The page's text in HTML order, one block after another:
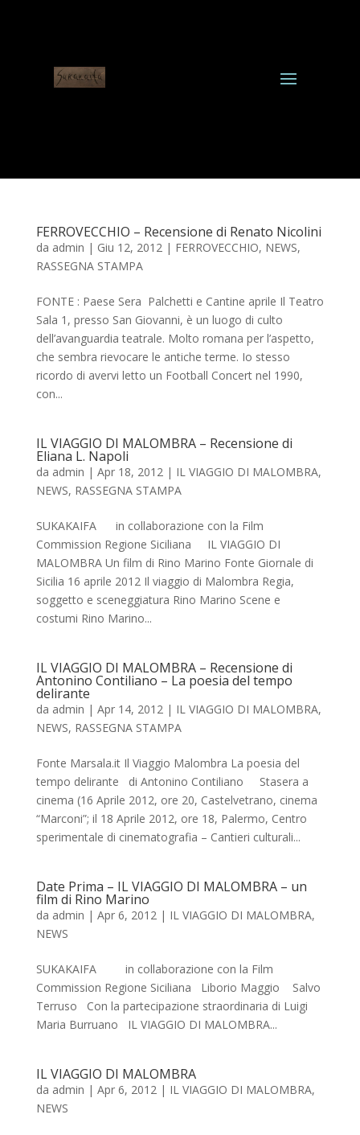
FERROVECCHIO – Recensione di Renato Nicolini
da admin | Giu 12, 2012| FERROVECCHIO, NEWS,
RASSEGNA STAMPA
FONTE : Paese Sera Palchetti e Cantine aprile Il Teatro
Sala 1, presso San Giovanni, è un luogo di culto
dell’avanguardia teatrale. Molto romana per l’aspetto,
che sembra rievocare le antiche terme. Io stesso
ricordo di avervi letto un Football Concert nel 1990,
con...
IL VIAGGIO DI MALOMBRA – Recensione di
Eliana L. Napoli
da admin | Apr 18, 2012| IL VIAGGIO DI MALOMBRA,
NEWS, RASSEGNA STAMPA
SUKAKAIFA in collaborazione con la Film
Commission Regione Siciliana IL VIAGGIO DI
MALOMBRA Un film di Rino Marino Fonte Giornale di
Sicilia 16 aprile 2012 Il viaggio di Malombra Regia,
soggetto e sceneggiatura Rino Marino Scene e
costumi Rino Marino...
IL VIAGGIO DI MALOMBRA – Recensione di
Antonino Contiliano – La poesia del tempo
delirante
da admin | Apr 14, 2012| IL VIAGGIO DI MALOMBRA,
NEWS, RASSEGNA STAMPA
Fonte Marsala.it Il Viaggio Malombra La poesia del
tempo delirante di Antonino Contiliano Stasera a
cinema (16 Aprile 2012, ore 20, Castelvetrano, cinema
“Marconi”; il 18 Aprile 2012, ore 18, Palermo, Centro
sperimentale di cinematografia – Cantieri culturali...
Date Prima – IL VIAGGIO DI MALOMBRA – un
film di Rino Marino
da admin | Apr 6, 2012| IL VIAGGIO DI MALOMBRA,
NEWS
SUKAKAIFA in collaborazione con la Film
Commission Regione Siciliana Liborio Maggio Salvo
Terruso Con la partecipazione straordinaria di Luigi
Maria Burruano IL VIAGGIO DI MALOMBRA...
IL VIAGGIO DI MALOMBRA
da admin | Apr 6, 2012| IL VIAGGIO DI MALOMBRA,
NEWS